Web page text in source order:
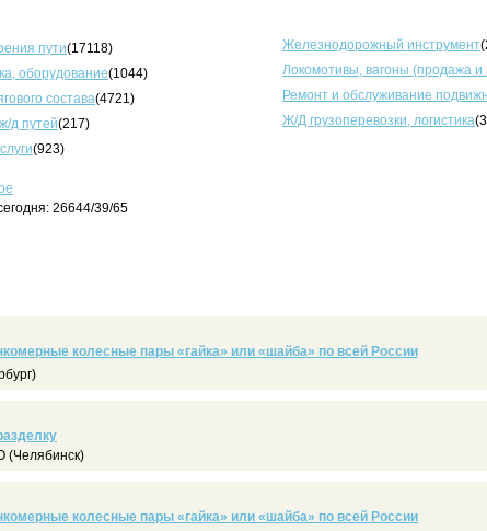
пути(17118) Железнодорожный инструмент
оборудование(1044) Локомотивы, вагоны (продажа и
состава(4721) Ремонт и обслуживание
д путей(217) Ж/Д грузоперевозки, логистика
(923)
26644/39/65
колесные пары «гайка» или «шайба» по всей России
колесные пары «гайка» или «шайба» по всей России